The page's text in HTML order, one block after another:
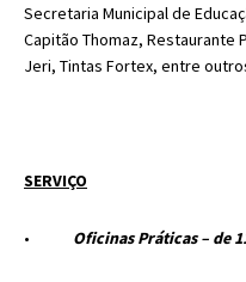
Secretaria Municipal de
Capitão Thomaz, Restaurante
Jeri, Tintas Fortex, entre
SERVIÇO
• Oficinas Práticas – de